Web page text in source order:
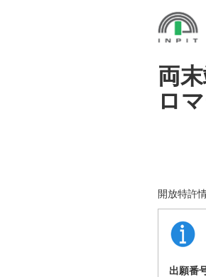
両
ロ
開放特許
出願番